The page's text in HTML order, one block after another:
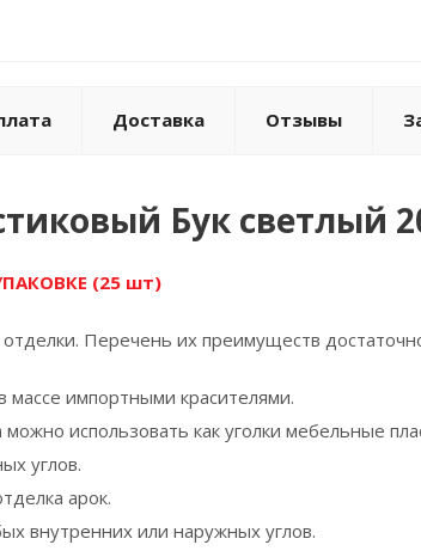
Доставка Отзывы
Бук светлый
(25 шт)
Перечень их преимуществ
импортными красителями.
использовать как уголки мебельные
углов.
арок.
внутренних или наружных углов.